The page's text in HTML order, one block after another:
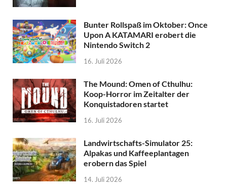
Bunter Rollspaß im Oktober: Once
Upon A KATAMARI erobert die
Nintendo Switch 2
16. Juli 2026
The Mound: Omen of Cthulhu:
Koop-Horror im Zeitalter der
Konquistadoren startet
16. Juli 2026
Landwirtschafts-Simulator 25:
Alpakas und Kaffeeplantagen
erobern das Spiel
14. Juli 2026